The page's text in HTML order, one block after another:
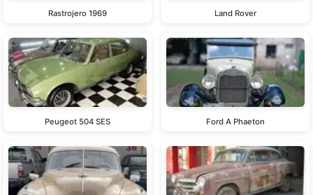
Rastrojero 1969 Land Rover
Peugeot 504 SES Ford A Phaeton